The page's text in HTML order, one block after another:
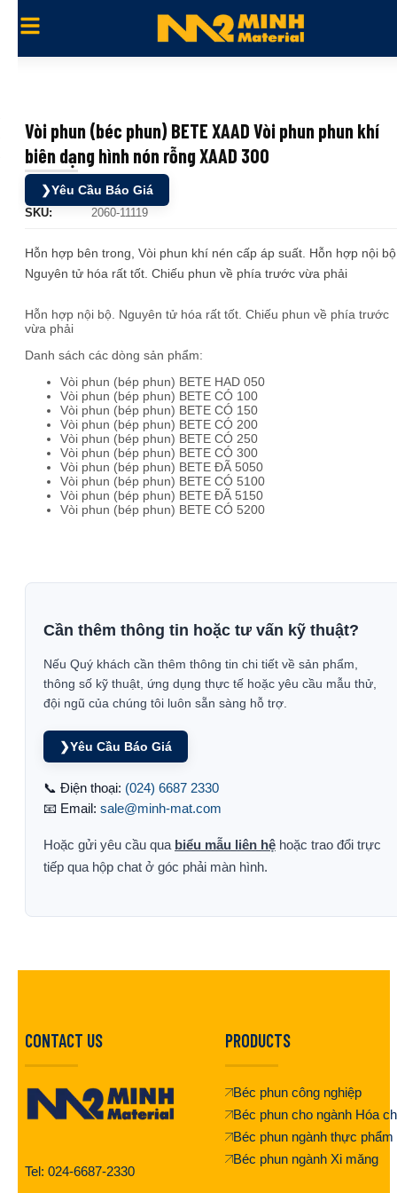
Vòi phun (béc phun) BETE XAAD Vòi phun phun khí
biên dạng hình nón rỗng XAAD 300
❯Yêu Cầu Báo Giá
SKU: 2060-11119
Hỗn hợp bên trong, Vòi phun khí nén cấp áp suất. Hỗn hợp nội
Nguyên tử hóa rất tốt. Chiếu phun về phía trước vừa phải
Hỗn hợp nội bộ. Nguyên tử hóa rất tốt. Chiếu phun về phía trước
vừa phải
Danh sách các dòng sản phẩm:
Vòi phun (bép phun) BETE HAD 050
Vòi phun (bép phun) BETE CÓ 100
Vòi phun (bép phun) BETE CÓ 150
Vòi phun (bép phun) BETE CÓ 200
Vòi phun (bép phun) BETE CÓ 250
Vòi phun (bép phun) BETE CÓ 300
Vòi phun (bép phun) BETE ĐÃ 5050
Vòi phun (bép phun) BETE CÓ 5100
Vòi phun (bép phun) BETE ĐÃ 5150
Vòi phun (bép phun) BETE CÓ 5200
Cần thêm thông tin hoặc tư vấn kỹ thuật?
Nếu Quý khách cần thêm thông tin chi tiết về sản phẩm,
thông số kỹ thuật, ứng dụng thực tế hoặc yêu cầu mẫu thử,
đội ngũ của chúng tôi luôn sẵn sàng hỗ trợ.
❯Yêu Cầu Báo Giá
📞 Điện thoại: (024) 6687 2330
📧 Email: sale@minh-mat.com
Hoặc gửi yêu cầu qua biểu mẫu liên hệ hoặc trao đổi trực
tiếp qua hộp chat ở góc phải màn hình.
CONTACT US
Tel: 024-6687-2330
PRODUCTS
Béc phun công nghiệp
Béc phun cho ngành Hóa
Béc phun ngành thực phẩm
Béc phun ngành Xi măng